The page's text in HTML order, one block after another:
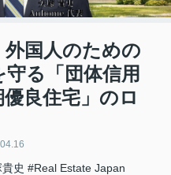
外国人のための
る「団体信用
良住宅」のロ
史 #Real Estate Japan